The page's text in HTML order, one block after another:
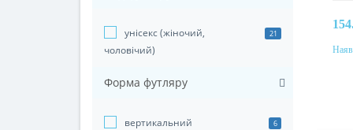
унісекс (жіночий,
чоловічий)
21
Форма футляру
вертикальний 6